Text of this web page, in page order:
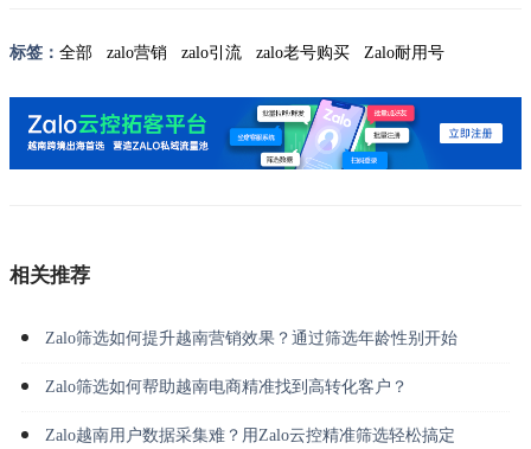
标签： 全部 zalo营销 zalo引流 zalo老号购买 Zalo耐用号
相关推荐
Zalo筛选如何提升越南营销效果？通过筛选年龄性别开始
Zalo筛选如何帮助越南电商精准找到高转化客户？
Zalo越南用户数据采集难？用Zalo云控精准筛选轻松搞定